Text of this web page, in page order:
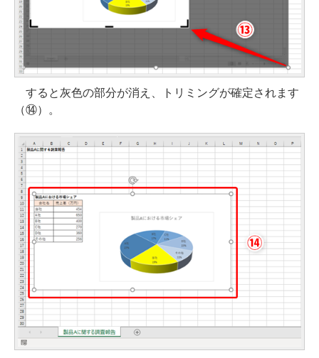
すると灰色の部分が消え、トリミングが確定されます
（⑭）。